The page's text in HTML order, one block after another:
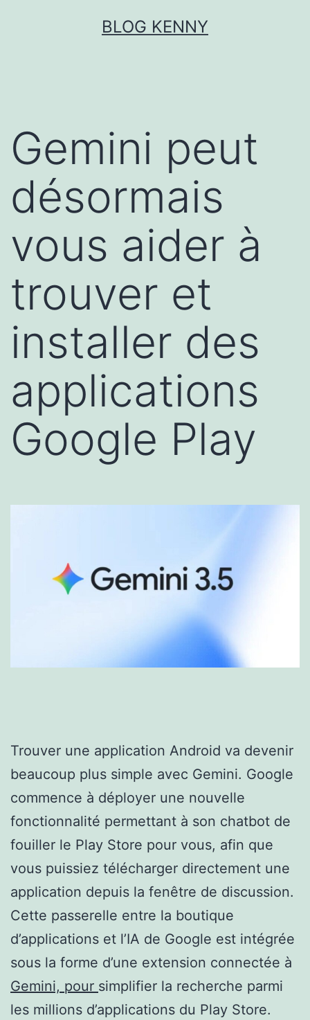
BLOG KENNY
Gemini peut
désormais
vous aider à
trouver et
installer des
applications
Google Play
Trouver une application Android va devenir
beaucoup plus simple avec Gemini. Google
commence à déployer une nouvelle
fonctionnalité permettant à son chatbot de
fouiller le Play Store pour vous, afin que
vous puissiez télécharger directement une
application depuis la fenêtre de discussion.
Cette passerelle entre la boutique
d’applications et l’IA de Google est intégrée
sous la forme d’une extension connectée à
Gemini, pour simplifier la recherche parmi
les millions d’applications du Play Store.